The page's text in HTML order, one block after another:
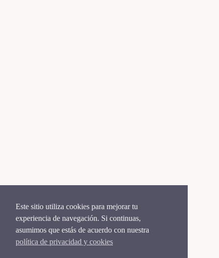
Este sitio utiliza cookies para mejorar tu
experiencia de navegación. Si continuas,
asumimos que estás de acuerdo con nuestra
política de privacidad y cookies